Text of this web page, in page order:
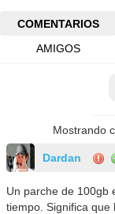
COMENTARIOS
AMIGOS
Mostrando
Dardan
Un parche de 100gb
tiempo. Significa